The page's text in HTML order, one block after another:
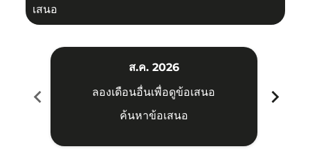
เสนอ
chevron_left
ส.ค. 2026
ลองเดือนอื่นเพื่อดูข้อเสนอ
ค้นหาข้อเสนอ
chevron_right